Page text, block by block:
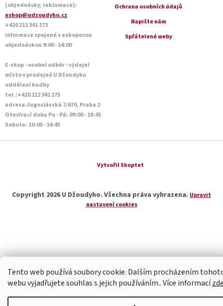
Tento web používá soubory cookie. Dalším procházením
webu vyjadřujete souhlas s jejich používáním.. Více informací
(objednávky, reklamace):
eshop@udzoudyho.cz
+420 212 341 273
informace spojené s eshopovou
objednávkou 9:00 - 14:00
E-shop - osobní odběr - výdejní
místo v prodejně U Džoudyho
oddělení hudby
tel.:+420 212 341 275
adresa:Jugoslávská 7/670, Praha 2
Otevírací doba Po - Pá: 09:00 - 18:45
Sobota: 10:00 - 14:45
Ochrana osobních údajů
Napište nám
Spřátelené weby
Vytvořil Shoptet
Copyright 2026 U Džoudyho. Všechna práva vyhrazena. Upravit
nastavení cookies